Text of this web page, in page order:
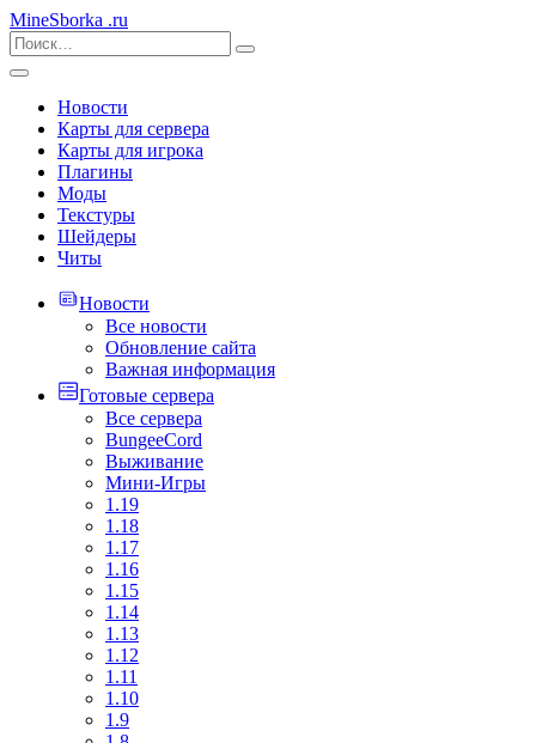
MineSborka .ru
Новости
Карты для сервера
Карты для игрока
Плагины
Моды
Текстуры
Шейдеры
Читы
Новости
Все новости
Обновление сайта
Важная информация
Готовые сервера
Все сервера
BungeeCord
Выживание
Мини-Игры
1.19
1.18
1.17
1.16
1.15
1.14
1.13
1.12
1.11
1.10
1.9